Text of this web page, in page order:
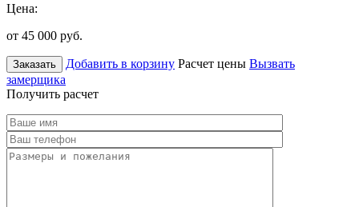
Цена:
от 45 000 руб.
Заказать Добавить в корзину Расчет цены Вызвать
замерщика
Получить расчет